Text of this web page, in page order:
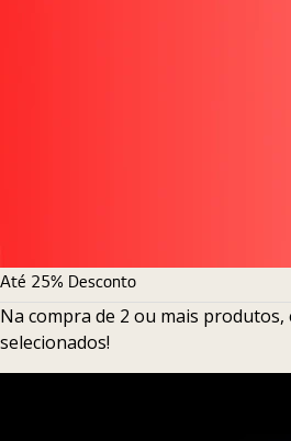
Até 25% Desconto
Na compra de 2 ou mais produtos,
selecionados!